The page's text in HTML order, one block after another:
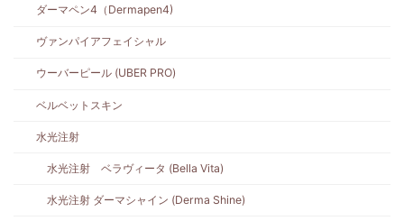
ダーマペン4（Dermapen4)
ヴァンパイアフェイシャル
ウーバーピール (UBER PRO)
ベルベットスキン
水光注射
水光注射 ベラヴィータ (Bella Vita)
水光注射 ダーマシャイン (Derma Shine)